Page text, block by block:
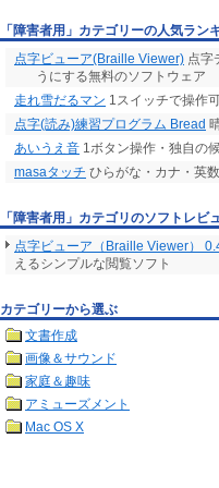
「障害者用」カテゴリーの人気ラン
点字ビューア(Braille Viewer) 点字
うにする無料のソフトウェア
走れ雪だるマン 1スイッチで操作
点字(読み)練習プログラム Bread
あいうえ音 1ボタン操作・独自の
masaタッチ ひらがな・カナ・英
「障害者用」カテゴリのソフトレビ
点字ビューア（Braille Viewer）
えるシンプルな閲覧ソフト
カテゴリーから選ぶ
文書作成
画像＆サウンド
家庭＆趣味
アミューズメント
Mac OS X